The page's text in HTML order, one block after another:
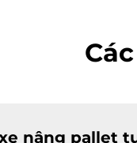
nâng pallet